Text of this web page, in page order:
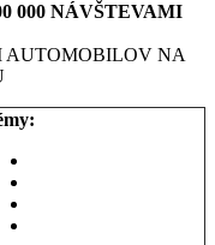
000 NÁVŠTEVAMI
AUTOMOBILOV NA